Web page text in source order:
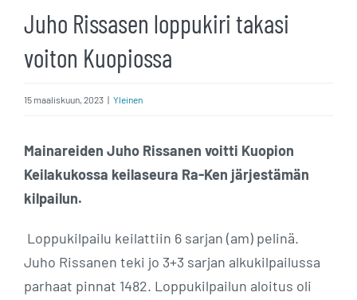
Juho Rissasen loppukiri takasi
voiton Kuopiossa
15 maaliskuun, 2023 | Yleinen
Mainareiden Juho Rissanen voitti Kuopion
Keilakukossa keilaseura Ra-Ken järjestämän
kilpailun.
Loppukilpailu keilattiin 6 sarjan (am) pelinä.
Juho Rissanen teki jo 3+3 sarjan alkukilpailussa
parhaat pinnat 1482. Loppukilpailun aloitus oli